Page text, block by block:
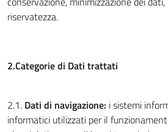
riservatezza.
2.Categorie di Dati trattati
2.1. Dati di navigazione: i sistemi
informatici utilizzati per il